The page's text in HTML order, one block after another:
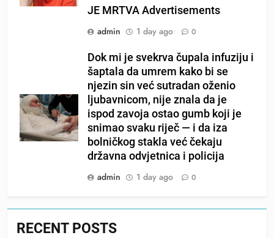
JE MRTVA Advertisements
admin
1 day ago 0
Dok mi je svekrva čupala infuziju i
šaptala da umrem kako bi se
njezin sin već sutradan oženio
ljubavnicom, nije znala da je
ispod zavoja ostao gumb koji je
snimao svaku riječ — i da iza
bolničkog stakla već čekaju
državna odvjetnica i policija
admin
1 day ago 0
RECENT POSTS